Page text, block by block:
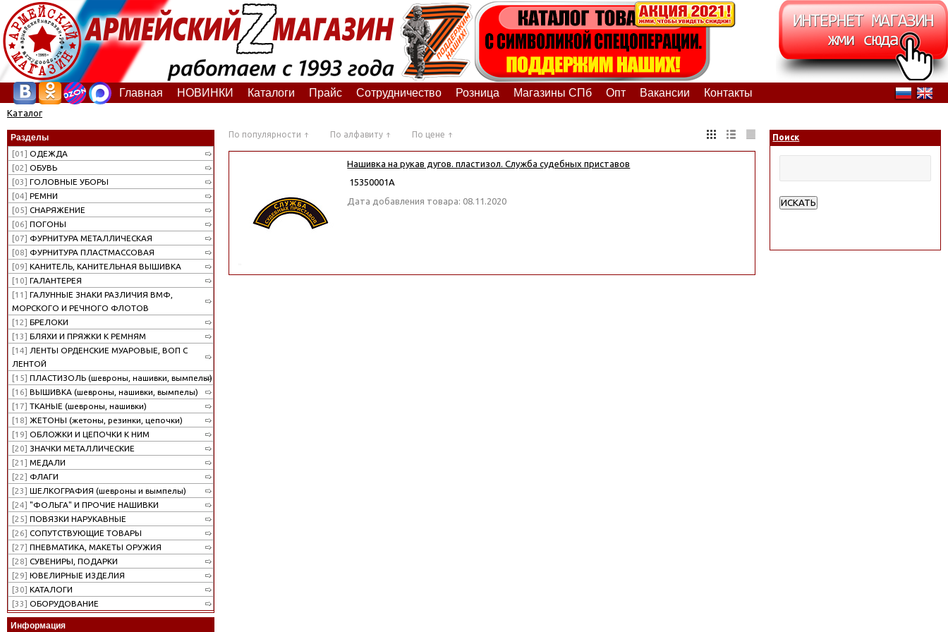
Главная НОВИНКИ Каталоги Прайс Сотрудничество Розница Магазины СПб Опт Вакансии Контакты
Каталог
Разделы
[01] ОДЕЖДА
[02] ОБУВЬ
[03] ГОЛОВНЫЕ УБОРЫ
[04] РЕМНИ
[05] СНАРЯЖЕНИЕ
[06] ПОГОНЫ
[07] ФУРНИТУРА МЕТАЛЛИЧЕСКАЯ
[08] ФУРНИТУРА ПЛАСТМАССОВАЯ
[09] КАНИТЕЛЬ, КАНИТЕЛЬНАЯ ВЫШИВКА
[10] ГАЛАНТЕРЕЯ
[11] ГАЛУННЫЕ ЗНАКИ РАЗЛИЧИЯ ВМФ,
МОРСКОГО И РЕЧНОГО ФЛОТОВ
[12] БРЕЛОКИ
[13] БЛЯХИ И ПРЯЖКИ К РЕМНЯМ
[14] ЛЕНТЫ ОРДЕНСКИЕ МУАРОВЫЕ, ВОП С
ЛЕНТОЙ
[15] ПЛАСТИЗОЛЬ (шевроны, нашивки, вымпелы)
[16] ВЫШИВКА (шевроны, нашивки, вымпелы)
[17] ТКАНЫЕ (шевроны, нашивки)
[18] ЖЕТОНЫ (жетоны, резинки, цепочки)
[19] ОБЛОЖКИ И ЦЕПОЧКИ К НИМ
[20] ЗНАЧКИ МЕТАЛЛИЧЕСКИЕ
[21] МЕДАЛИ
[22] ФЛАГИ
[23] ШЕЛКОГРАФИЯ (шевроны и вымпелы)
[24] "ФОЛЬГА" И ПРОЧИЕ НАШИВКИ
[25] ПОВЯЗКИ НАРУКАВНЫЕ
[26] СОПУТСТВУЮЩИЕ ТОВАРЫ
[27] ПНЕВМАТИКА, МАКЕТЫ ОРУЖИЯ
[28] СУВЕНИРЫ, ПОДАРКИ
[29] ЮВЕЛИРНЫЕ ИЗДЕЛИЯ
[30] КАТАЛОГИ
[33] ОБОРУДОВАНИЕ
Информация
По популярности По алфавиту По цене
Нашивка на рукав дугов. пластизол. Служба судебных приставов
15350001А
Дата добавления товара: 08.11.2020
Поиск
ИСКАТЬ